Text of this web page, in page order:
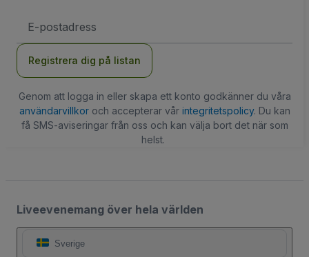
postadress
Registrera dig på listan
Genom att logga in eller skapa ett konto godkänner du våra
användarvillkoroch accepterar vår integritetspolicy. Du kan
få SMS-aviseringar från oss och kan välja bort det när som
helst.
Liveevenemang över hela världen
Sverige